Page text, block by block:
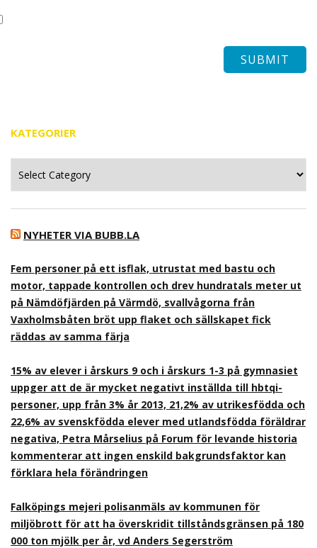
KATEGORIER
NYHETER VIA BUBB.LA
Fem personer på ett isflak, utrustat med bastu och
motor, tappade kontrollen och drev hundratals meter ut
på Nämdöfjärden på Värmdö, svallvågorna från
Vaxholmsbåten bröt upp flaket och sällskapet fick
räddas av samma färja
15% av elever i årskurs 9 och i årskurs 1-3 på gymnasiet
uppger att de är mycket negativt inställda till hbtqi-
personer, upp från 3% år 2013, 21,2% av utrikesfödda och
22,6% av svenskfödda elever med utlandsfödda föräldrar
negativa, Petra Mårselius på Forum för levande historia
kommenterar att ingen enskild bakgrundsfaktor kan
förklara hela förändringen
Falköpings mejeri polisanmäls av kommunen för
miljöbrott för att ha överskridit tillståndsgränsen på 180
000 ton mjölk per år, vd Anders Segerström